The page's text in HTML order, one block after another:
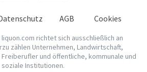
AGB Cookies
richtet sich ausschließlich an
zählen Unternehmen, Landwirtschaft,
und öffentliche, kommunale und
soziale Institutionen.